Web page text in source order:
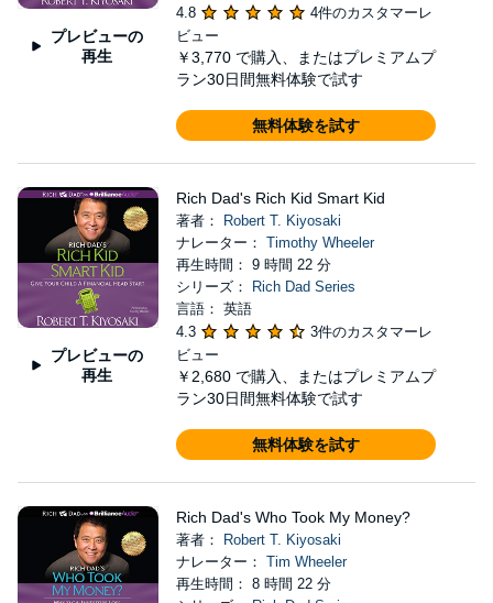
プレビューの
再生
4.8
4件のカスタマーレ
ビュー
￥3,770 で購入、またはプレミアムプ
ラン30日間無料体験で試す
無料体験を試す
プレビューの
再生
Rich Dad's Rich Kid Smart Kid
著者：
Robert T. Kiyosaki
ナレーター： Timothy Wheeler
再生時間： 9 時間 22 分
シリーズ：
Rich Dad Series
言語： 英語
4.3
3件のカスタマーレ
ビュー
￥2,680 で購入、またはプレミアムプ
ラン30日間無料体験で試す
無料体験を試す
Rich Dad's Who Took My Money?
著者：
Robert T. Kiyosaki
ナレーター： Tim Wheeler
再生時間： 8 時間 22 分